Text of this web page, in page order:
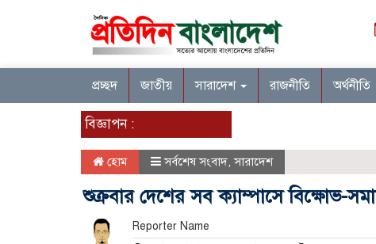
প্রচ্ছদ জাতীয় সারাদেশ রাজনীতি অর্থনীতি
বিজ্ঞাপন :
হোম সর্বশেষ সংবাদ,সারাদেশ
শুক্রবার দেশের সব ক্যাম্পাসে বিক্ষোভ-
Reporter Name